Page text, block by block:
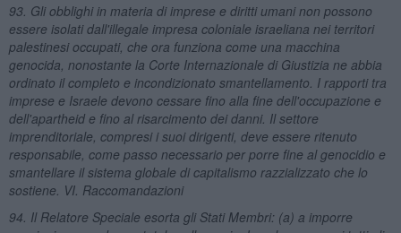
93. Gli obblighi in materia di imprese e diritti umani non possono
essere isolati dall'illegale impresa coloniale israeliana nei territori
palestinesi occupati, che ora funziona come una macchina
genocida, nonostante la Corte Internazionale di Giustizia ne abbia
ordinato il completo e incondizionato smantellamento. I rapporti tra
imprese e Israele devono cessare fino alla fine dell'occupazione e
dell'apartheid e fino al risarcimento dei danni. Il settore
imprenditoriale, compresi i suoi dirigenti, deve essere ritenuto
responsabile, come passo necessario per porre fine al genocidio e
smantellare il sistema globale di capitalismo razzializzato che lo
sostiene. VI. Raccomandazioni
94. Il Relatore Speciale esorta gli Stati Membri: (a) a imporre